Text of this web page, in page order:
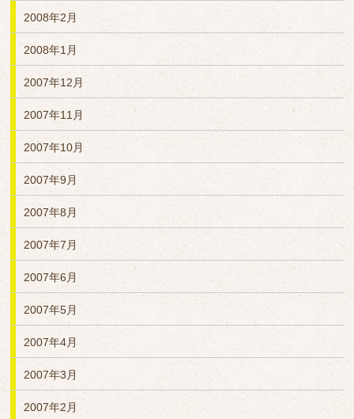
2008年2月
2008年1月
2007年12月
2007年11月
2007年10月
2007年9月
2007年8月
2007年7月
2007年6月
2007年5月
2007年4月
2007年3月
2007年2月